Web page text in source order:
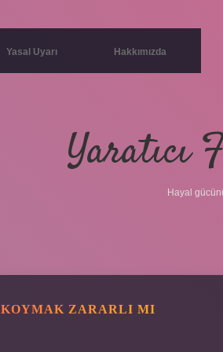
Yasal Uyarı Hakkımızda
Yaratıcı
Hayal
ZARARLI MI